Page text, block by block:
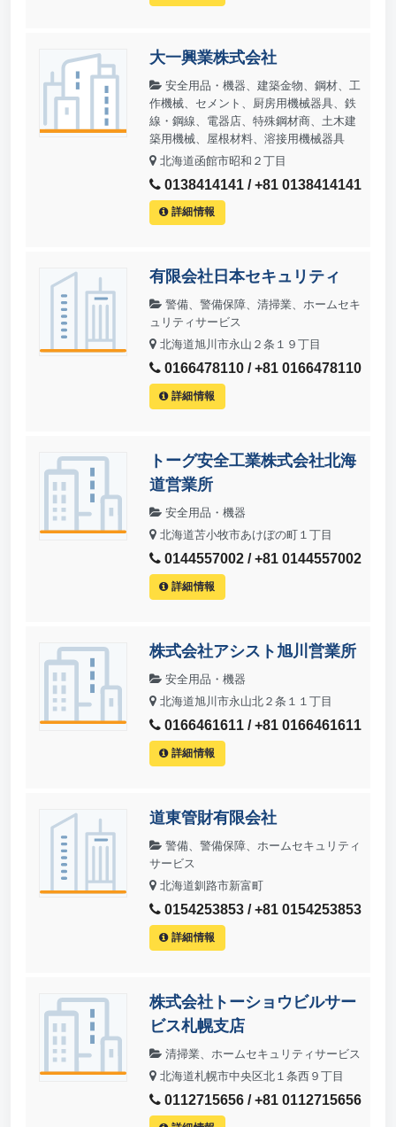
大一興業株式会社
安全用品・機器、建築金物、鋼材、工
作機械、セメント、厨房用機械器具、鉄
線・鋼線、電器店、特殊鋼材商、土木建
築用機械、屋根材料、溶接用機械器具
北海道函館市昭和２丁目
0138414141 / +81 0138414141
詳細情報
有限会社日本セキュリティ
警備、警備保障、清掃業、ホームセキ
ュリティサービス
北海道旭川市永山２条１９丁目
0166478110 / +81 0166478110
詳細情報
トーグ安全工業株式会社北海
道営業所
安全用品・機器
北海道苫小牧市あけぼの町１丁目
0144557002 / +81 0144557002
詳細情報
株式会社アシスト旭川営業所
安全用品・機器
北海道旭川市永山北２条１１丁目
0166461611 / +81 0166461611
詳細情報
道東管財有限会社
警備、警備保障、ホームセキュリティ
サービス
北海道釧路市新富町
0154253853 / +81 0154253853
詳細情報
株式会社トーショウビルサー
ビス札幌支店
清掃業、ホームセキュリティサービス
北海道札幌市中央区北１条西９丁目
0112715656 / +81 0112715656